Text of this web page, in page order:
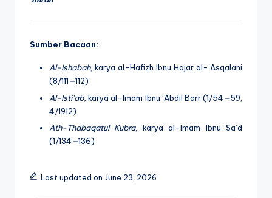
Sumber Bacaan:
Al-Ishabah, karya al-Hafizh Ibnu Hajar al-‘Asqalani
(8/111—112)
Al-Isti’ab,karya al-Imam Ibnu ‘Abdil Barr (1/54—59,
4/1912)
Ath-Thabaqatul Kubra, karya al-Imam Ibnu Sa’d
(1/134—136)
Last updated on June 23, 2026